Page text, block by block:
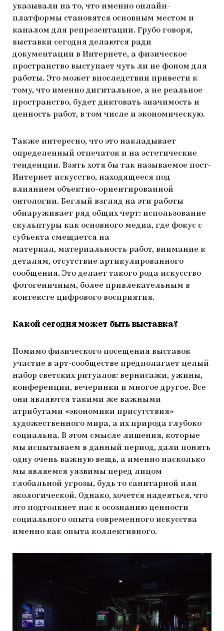
указывали на то, что именно онлайн-
платформы становятся основным местом и
каналом для репрезентации. Грубо говоря,
выставки сегодня делаются ради
документации в Интернете, а физическое
пространство выступает чуть ли не фоном для
работы. Это может впоследствии привести к
тому, что именно дигитальное, а не реальное
пространство, будет диктовать значимость и
ценность работ, в том числе и экономическую.
Также интересно, что это накладывает
определенный отпечаток и на эстетические
тенденции. Взять хотя бы так называемое пост-
Интернет искусство, находящееся под
влиянием объектно-ориентированной
онтологии. Беглый взгляд на эти работы
обнаруживает ряд общих черт: использование
скульптуры как основного медиа, где фокус с
субъекта смещается на
материал, материальность работ, внимание к
деталям, отсутствие артикулированного
сообщения. Это делает такого рода искусство
фотогеничным, более привлекательным в
контексте цифрового восприятия.
Какой сегодня может быть выставка?
Помимо физического посещения выставок
участие в арт-сообществе предполагает целый
набор светских ритуалов: вернисажи, ужины,
конференции, вечеринки и многое другое. Все
они являются такими же важными
атрибутами «экономики присутствия»
художественного мира, а их природа глубоко
социальна. В этом смысле лишения, которые
мы испытываем в данный период, дали понять
одну очень важную вещь, а именно насколько
мы являемся уязвимы перед лицом
глобальной угрозы, будь то санитарной или
экологической. Однако, хочется надеяться, что
это подтолкнет нас к осознанию ценности
социального опыта современного искусства
именно как опыта коллективного.